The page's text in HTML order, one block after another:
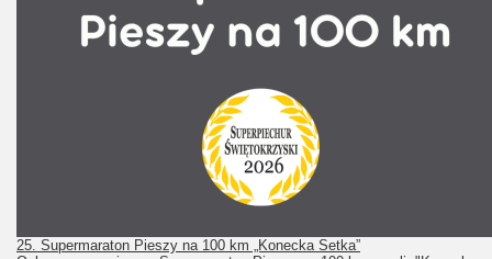
25. Supermaraton Pieszy na 100 km „Konecka Setka”